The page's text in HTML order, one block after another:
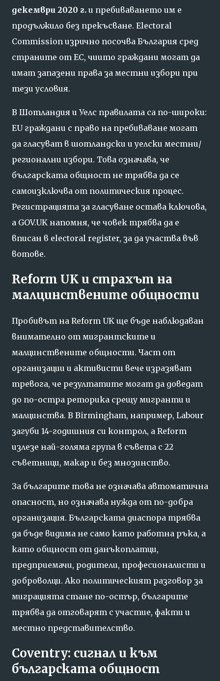
декември 2020 г. и пребиваването им е
продължило без прекъсване. Electoral
Commission изрично посочва България сред
страните от ЕС, чиито граждани могат да
имат запазени права за местни избори при
тези условия.
В Шотландия и Уелс правилата са по-широки:
EU граждани с право на пребиваване могат
да гласуват в шотландски и уелски местни/
регионални избори. Това означава, че
българската общност не трябва да се
самоизключва от политическия процес.
Регистрацията за гласуване остава ключова,
а GOV.UK напомня, че човек трябва да е
вписан в electoral register, за да участва във
вотове.
Reform UK и страхът на
малцинствените общности
Пробивът на Reform UK ще бъде наблюдаван
внимателно от мигрантските и
малцинствените общности. Част от
организации и активисти вече изразяват
тревога, че резултатите могат да доведат
до по-остра реторика срещу мигранти и
малцинства. В Birmingham, например, Labour
загуби 14-годишния си контрол, а Reform
излезе най-голяма група в съвета с 22
съветници, макар и без мнозинство.
За българите това не означава автоматична
опасност, но означава нужда от по-добра
организация. Българската диаспора трябва
да бъде видима не само като работна ръка, а
като общност от данъкоплатци,
предприемачи, родители, професионалисти и
доброволци. Ако политическият разговор за
миграцията стане по-остър, българите
трябва да отговарят с участие, факти и
местно представителство.
Coventry: сигнал и към
българската общност